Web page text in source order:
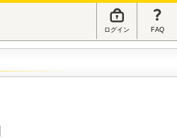
ログイン FAQ